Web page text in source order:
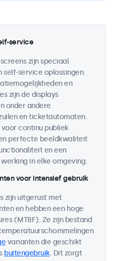
service
zijn speciaal
service oplossingen.
en
zijn de displays
onder andere
en ticketautomaten.
continu publiek
perfecte beeldkwaliteit
en een
in elke omgeving.
voor intensief gebruik
zijn uitgerust met
en hebben een hoge
(MTBF). Ze zijn bestand
varianten die geschikt
buitengebruik. Dit zorgt